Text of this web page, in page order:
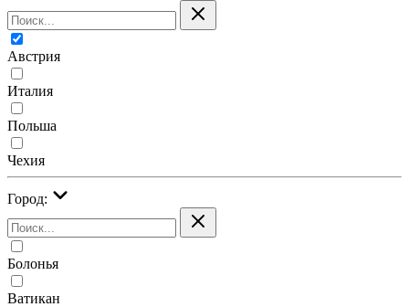
Австрия
Италия
Польша
Чехия
Город:
Болонья
Ватикан